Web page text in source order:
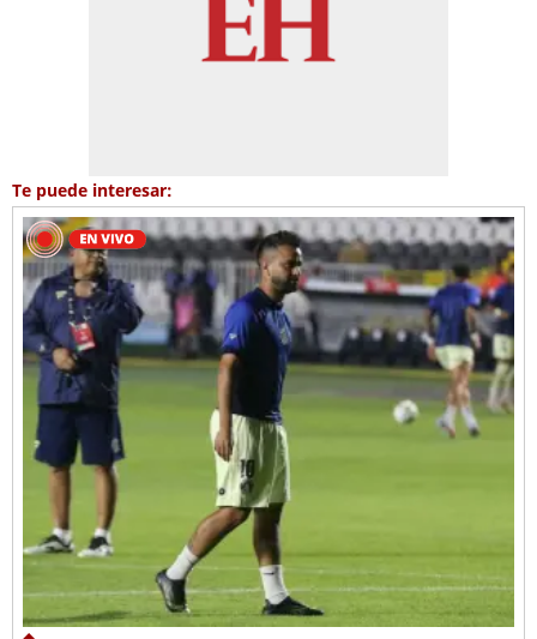
Te puede interesar: